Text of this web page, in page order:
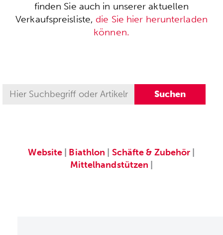
finden Sie auch in unserer aktuellen
Verkaufspreisliste, die Sie hier herunterladen
können.
Website Biathlon Schäfte & Zubehör
Mittelhandstützen